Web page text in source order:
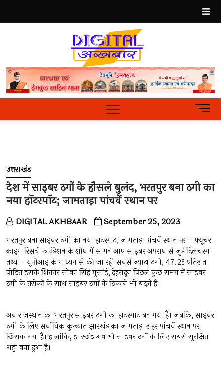
content
Hindi
News
PortalM
e
t
o
उत्तराखंड
देश में साइबर ठगों के हौसले बुलंद, भरतपुर बना ठगी का
नया हॉटस्पॉट; जामताड़ा पांचवें स्थान पर
DIGITAL AKHBAAR September 25, 2023
भरतपुर बना साइबर ठगी का नया हाटस्पाट, जामताड़ा पांचवें स्थान पर – फ्यूचर
क्राइम रिसर्च फाउंडेशन के शोध में सामने आए साइबर अपराध से जुड़े दिलचस्प
तथ्य – यूपीआइ के माध्यम से की जा रही सबसे ज्यादा ठगी, 47.25 प्रतिशत
पीड़ित इसके शिकार सोबन सिंह गुसांई, देहरादून पिछले कुछ समय में साइबर
ठगी के तरीकों के साथ साइबर ठगों के ठिकाने भी बदले हैं।
अब राजस्थान का भरतपुर साइबर ठगी का हाटस्पाट बन गया है। जबकि, साइबर
ठगी के लिए सर्वाधिक कुख्यात झारखंड का जामताड़ा शहर पांचवें स्थान पर
खिसक गया है। हालांकि, झारखंड अब भी साइबर ठगों के लिए सबसे सुरक्षित
अड्डा बना हुआ है।